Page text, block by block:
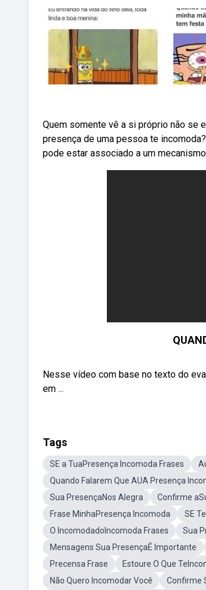
Quem somente vê a si próprio não se
presença de uma pessoa te
pode estar associado a um
Nesse vídeo com base no texto do
em ...
Tags
SE a TuaPresença Incomoda Frases
Quando Falarem Que AUA Presença
Sua PresençaNos Alegra
Confirme
Frase MinhaPresença Incomoda
SE
O IncomodadoIncomoda Frases
Sua
Mensagens Sua PresençaÉ Importante
Precensa Frase
Estoure O Que
Não Quero Incomodar Você
Confirme